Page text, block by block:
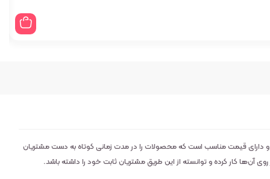
دارای قیمت مناسب است که محصولات را در مدت زمانی کوتاه به دست مشتریان
کار کرده و توانسته از این طریق مشتریان ثابت خود را داشته باشد.